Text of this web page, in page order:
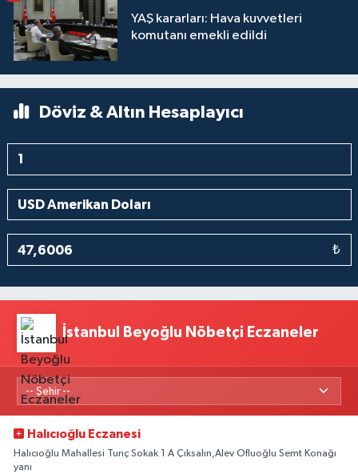
YAŞ kararları: Hava kuvvetleri
komutanı emekli edildi
Döviz & Altın Hesaplayıcı
₺
İstanbul Beyoğlu Nöbetçi Eczaneler
Halıcıoğlu Eczanesi
Halıcıoğlu Mahallesi Tunç Sokak 1 A Çıksalın,Alev Ofluoğlu Semt Konağı
yanı